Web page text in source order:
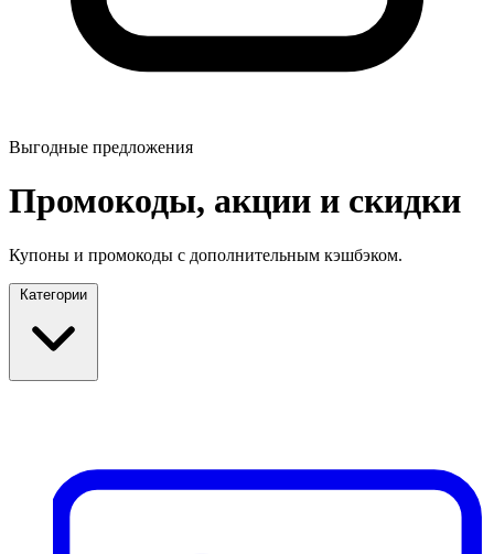
Выгодные предложения
Промокоды, акции и скидки
Купоны и промокоды с дополнительным кэшбэком.
Категории